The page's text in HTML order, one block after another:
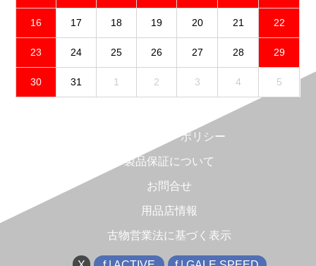
16 17 18 19 20 21 22
23 24 25 26 27 28 29
30 31 1 2 3 4 5
プライバシーポリシー
製品保証について
お問合せ
用品店情報
古物営業法に基づく表示